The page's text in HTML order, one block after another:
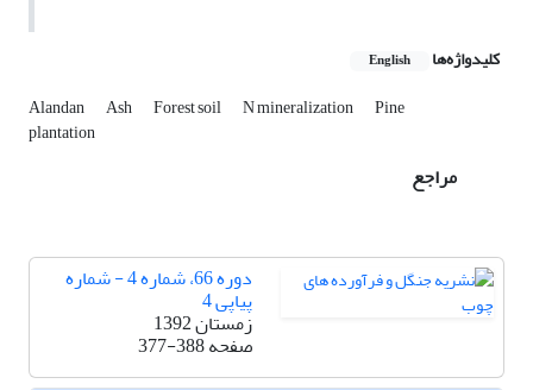
کلیدواژه‌ها English
Alandan Ash Forest soil N mineralization Pine
plantation
مراجع
دوره 66، شماره 4 - شماره
پیاپی 4
زمستان 1392
صفحه377-388